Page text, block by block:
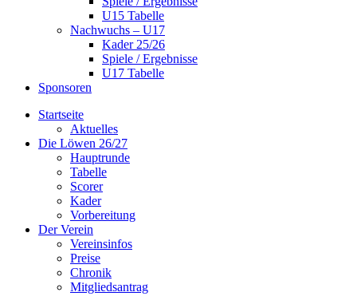
U15 Tabelle
Nachwuchs – U17
Kader 25/26
Spiele / Ergebnisse
U17 Tabelle
Sponsoren
Startseite
Aktuelles
Die Löwen 26/27
Hauptrunde
Tabelle
Scorer
Kader
Vorbereitung
Der Verein
Vereinsinfos
Preise
Chronik
Mitgliedsantrag